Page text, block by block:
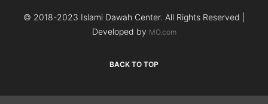
© 2018-2023 Islami Dawah Center. All Rights Reserved |
Developed by MO.com
BACK TO TOP